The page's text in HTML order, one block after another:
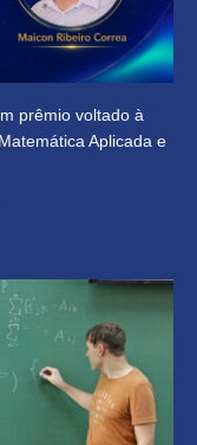
prêmio voltado à
Aplicada e